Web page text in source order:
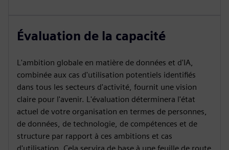
Évaluation de la capacité
L'ambition globale en matière de données et d'IA,
combinée aux cas d'utilisation potentiels identifiés
dans tous les secteurs d'activité, fournit une vision
claire pour l'avenir. L'évaluation déterminera l'état
actuel de votre organisation en termes de personnes,
de données, de technologie, de compétences et de
structure par rapport à ces ambitions et cas